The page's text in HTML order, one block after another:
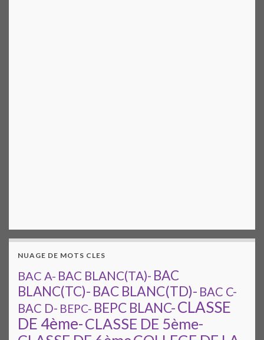
NUAGE DE MOTS CLES
BAC A- BAC BLANC(TA)- BAC
BLANC(TC)- BAC BLANC(TD)- BAC C-
BAC D- BEPC- BEPC BLANC-CLASSE
DE 4ème-CLASSE DE 5ème-